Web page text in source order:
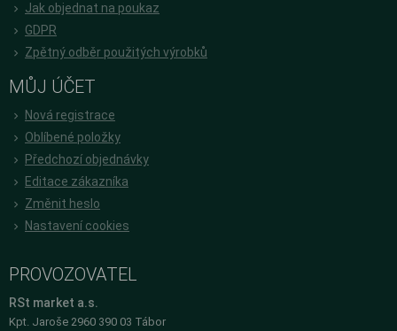
Jak objednat na poukaz
GDPR
Zpětný odběr použitých výrobků
MŮJ ÚČET
Nová registrace
Oblíbené položky
Předchozí objednávky
Editace zákazníka
Změnit heslo
Nastavení cookies
PROVOZOVATEL
RSt market a.s.
Kpt. Jaroše 2960 390 03 Tábor